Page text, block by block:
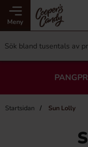
Meny
Startsidan Sun Lolly